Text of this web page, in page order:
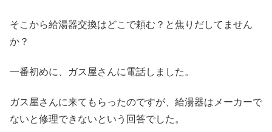
そこから給湯器交換はどこで頼む？と焦りだしてません
か？
一番初めに、ガス屋さんに電話しました。
ガス屋さんに来てもらったのですが、給湯器はメーカーで
ないと修理できないという回答でした。